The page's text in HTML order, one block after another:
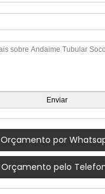
Orçamento por
Orçamento pelo